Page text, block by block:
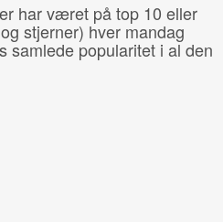
har været på top 10 eller
stjerner) hver mandag
samlede popularitet i al den